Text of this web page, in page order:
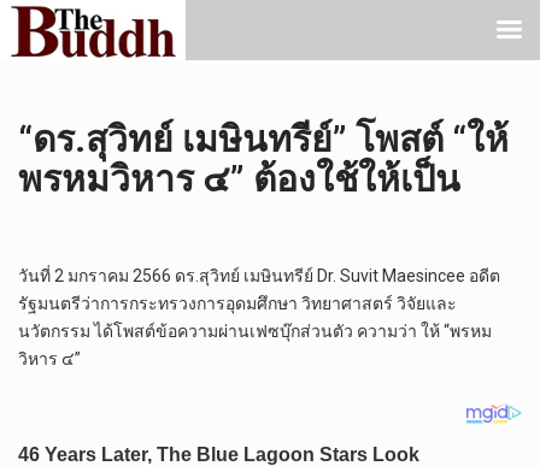
“ดร.สุวิทย์ เมษินทรีย์” โพสต์ “ให้
พรหมวิหาร ๔” ต้องใช้ให้เป็น
วันที่ 2 มกราคม 2566 ดร.สุวิทย์ เมษินทรีย์ Dr. Suvit Maesincee อดีต
รัฐมนตรีว่าการกระทรวงการอุดมศึกษา วิทยาศาสตร์ วิจัยและ
นวัตกรรม ได้โพสต์ข้อความผ่านเฟซบุ๊กส่วนตัว ความว่า ให้ “พรหม
วิหาร ๔”